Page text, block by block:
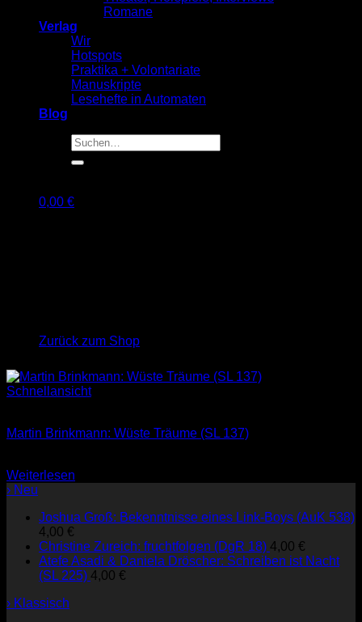
Romane
Verlag
Wir
Hotspots
Praktika + Volontariate
Manuskripte
Lesehefte in Automaten
Blog
Suche
nach:
0,00 €
Zurück zum Shop
Schnellansicht
Martin Brinkmann: Wüste Träume (SL 137)
Weiterlesen
› Neu
Joshua Groß: Bekenntnisse eines Link-Boys (AuK 538)
4,00 €
Christine Zureich: fruchtfolgen (DgR 18) 4,00 €
Atefe Asadi & Daniela Dröscher: Schreiben ist Nacht
(SL 225) 4,00 €
› Klassisch